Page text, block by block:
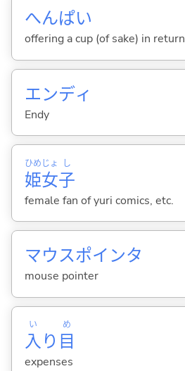
へんぱい
offering a cup (of sake) in return
エンディ
Endy
姫
ひめ
女
じょ
子
し
female fan of yuri comics, etc.
マウスポインタ
mouse pointer
入
い
り 目
め
expenses